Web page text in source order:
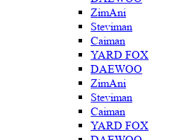
ZimAni
Steviman
Caiman
YARD FOX
DAEWOO
ZimAni
Steviman
Caiman
YARD FOX